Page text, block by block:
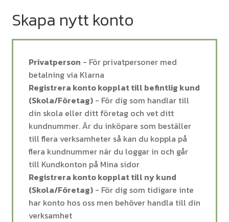
Skapa nytt konto
Privatperson - För privatpersoner med
betalning via Klarna
Registrera konto kopplat till befintlig kund
(Skola/Företag)- För dig som handlar till
din skola eller ditt företag och vet ditt
kundnummer. Är du inköpare som beställer
till flera verksamheter så kan du koppla på
flera kundnummer när du loggar in och går
till Kundkonton på Mina sidor
Registrera konto kopplat till ny kund
(Skola/Företag)- För dig som tidigare inte
har konto hos oss men behöver handla till din
verksamhet